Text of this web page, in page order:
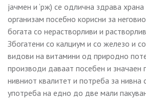
јачмен и ‘рж) се одлична здрава
организам посебно корисни за
богата со нерастворливи и
Збогатени со калциум и со железо и
видови на витамини од природно
производи даваат посебен и значаен
нивниот квалитет и потреба за нивна
употреба на едно до две мали